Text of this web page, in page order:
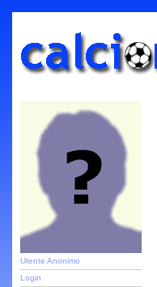
Utente Anonimo
Login